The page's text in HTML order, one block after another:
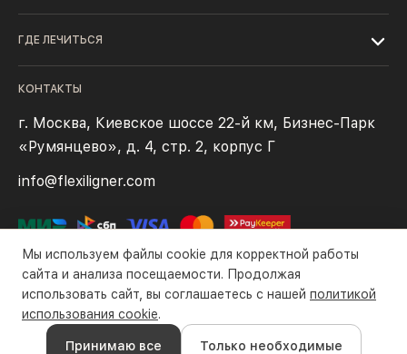
ГДЕ ЛЕЧИТЬСЯ
КОНТАКТЫ
г. Москва, Киевское шоссе 22-й км, Бизнес-Парк
«Румянцево», д. 4, стр. 2, корпус Г
info@flexiligner.com
Все права защищены компанией ООО «Флексилайнер». ©2016-
Политика конфиденциальности Файлы cookie Правила оплаты
Мы используем файлы cookie для корректной работы
сайта и анализа посещаемости. Продолжая
использовать сайт, вы соглашаетесь с нашей политикой
использования cookie.
Принимаю все Только необходимые